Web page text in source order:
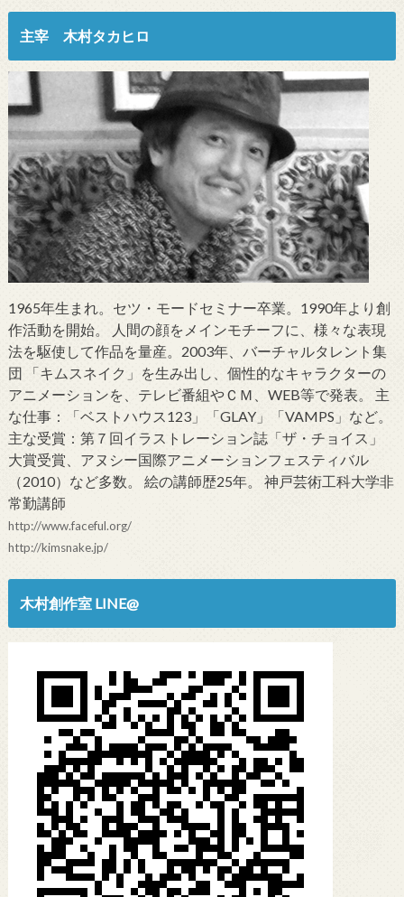
主宰 木村タカヒロ
1965年生まれ。セツ・モードセミナー卒業。1990年より創
作活動を開始。 人間の顔をメインモチーフに、様々な表現
法を駆使して作品を量産。2003年、バーチャルタレント集
団 「キムスネイク」を生み出し、個性的なキャラクターの
アニメーションを、テレビ番組やＣＭ、WEB等で発表。 主
な仕事：「ベストハウス123」「GLAY」「VAMPS」など。
主な受賞：第７回イラストレーション誌「ザ・チョイス」
大賞受賞、アヌシー国際アニメーションフェスティバル
（2010）など多数。 絵の講師歴25年。 神戸芸術工科大学非
常勤講師
http://www.faceful.org/
http://kimsnake.jp/
木村創作室 LINE@